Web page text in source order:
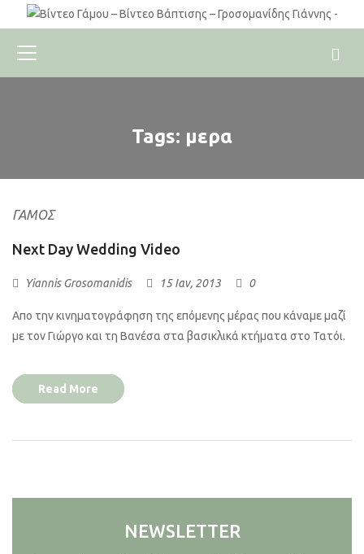
Tags: μερα
ΓΆΜΟΣ
Next Day Wedding Video
Yiannis Grosomanidis 15 Ιαν, 2013 0
Απο την κινηματογράφηση της επόμενης μέρας που κάναμε μαζί
με τον Γιώργο και τη Βανέσα στα βασικλικά κτήματα στο Τατόι.
Read More
NEWSLETTER